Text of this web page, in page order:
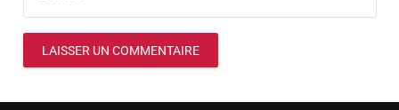
LAISSER UN COMMENTAIRE